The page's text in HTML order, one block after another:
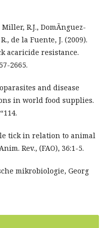
R.J., DomÃ­nguez-
de la Fuente, J. (2009).
acaricide resistance.
2665.
and disease
in world food supplies.
tick in relation to animal
Rev., (FAO), 36:1-5.
mikrobiologie, Georg